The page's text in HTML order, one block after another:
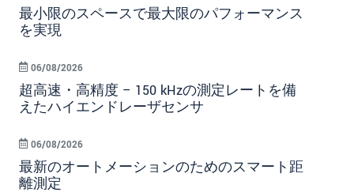
最小限のスペースで最大限のパフォーマンス
を実現
超高速・高精度 – 150 kHzの測定レートを備
えたハイエンドレーザセンサ
06/08/2026
最新のオートメーションのためのスマート距
離測定
06/08/2026